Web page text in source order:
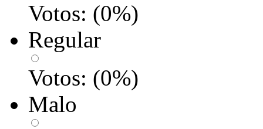
Votos: (0%)
Regular
Votos: (0%)
Malo